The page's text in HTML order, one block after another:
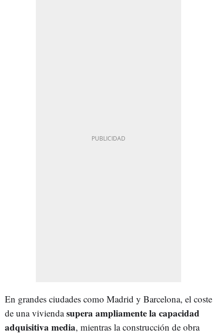
En grandes ciudades como Madrid y Barcelona, el coste
de una viviendasupera ampliamente la capacidad
adquisitiva media, mientras la construcción de obra